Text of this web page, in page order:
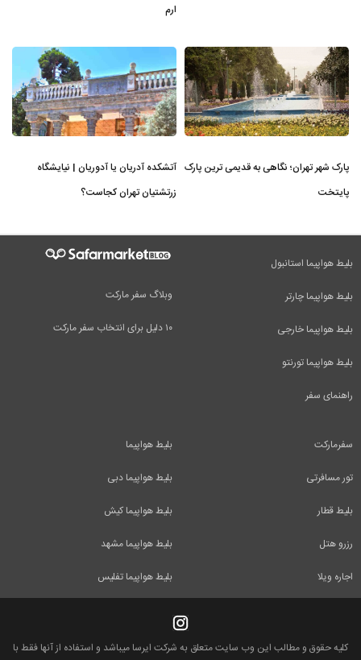
ارم
پارک شهر تهران؛ نگاهی به قدیمی ترین پارک
پایتخت
آتشکده آدریان یا آدوریان | نیایشگاه
زرتشتیان تهران کجاست؟
وبلاگ سفر مارکت
۱۰ دلیل برای انتخاب سفر مارکت
بلیط هواپیما استانبول
بلیط هواپیما چارتر
بلیط هواپیما خارجی
بلیط هواپیما تورنتو
راهنمای سفر
بلیط هواپیما
بلیط هواپیما دبی
بلیط هواپیما کیش
بلیط هواپیما مشهد
بلیط هواپیما تفلیس
سفرمارکت
تور مسافرتی
بلیط قطار
رزرو هتل
اجاره ویلا
کلیه حقوق و مطالب این وب سایت متعلق به شرکت ایرسا میباشد و استفاده از آنها فقط با